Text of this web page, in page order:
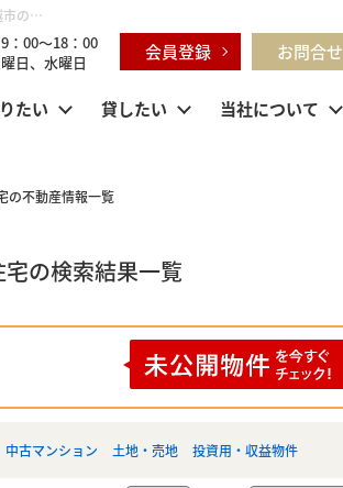
埼玉県 坂戸市伊豆の山町 中古一戸建て・中古住宅｜鶴ヶ島市・坂戸市・東松山市・川越市の不動産購入・不動産売却のことならセンチュリー21明和ハウス
：00～18：00
日、水曜日
会員登録 お問合せ
たい 貸したい 当社について
の不動産情報一覧
の検索結果一覧
中古マンション 土地・売地 投資用・収益物件